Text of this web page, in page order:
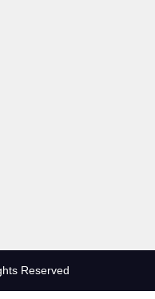
Reserved